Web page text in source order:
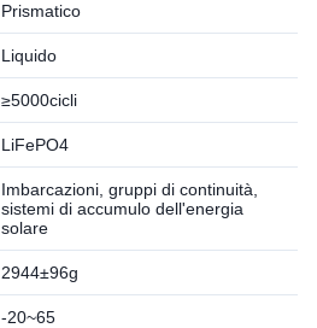
Prismatico
Liquido
≥5000cicli
LiFePO4
Imbarcazioni, gruppi di continuità,
sistemi di accumulo dell'energia
solare
2944±96g
-20~65